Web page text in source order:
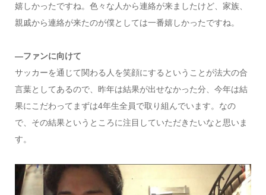
嬉しかったですね。色々な人から連絡が来ましたけど、家族、
親戚から連絡が来たのが僕としては一番嬉しかったですね。
―ファンに向けて
サッカーを通じて関わる人を笑顔にするということが法大の合
言葉としてあるので、昨年は結果が出せなかった分、今年は結
果にこだわってまずは4年生全員で取り組んでいます。なの
で、その結果というところに注目していただきたいなと思いま
す。